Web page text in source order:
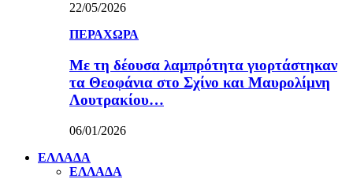
22/05/2026
ΠΕΡΑΧΩΡΑ
Με τη δέουσα λαμπρότητα γιορτάστηκαν
τα Θεοφάνια στο Σχίνο και Μαυρολίμνη
Λουτρακίου…
06/01/2026
ΕΛΛΑΔΑ
ΕΛΛΑΔΑ